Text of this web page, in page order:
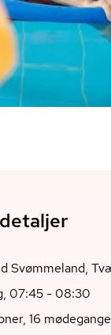
07:45 - 08:30
16 mødegange